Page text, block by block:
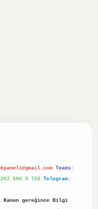
Teams:
606 0 726 Telegram:
Kanun gereğince Bilgi